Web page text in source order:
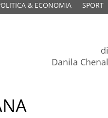
& ECONOMIA SPORT
di
Danila Chenal